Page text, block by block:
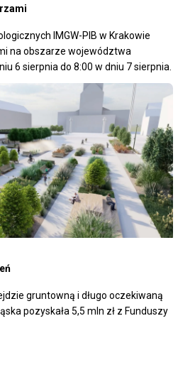
IMGW-PIB w Krakowie
na obszarze województwa
6 sierpnia do 8:00 w dniu 7 sierpnia.
gruntowną i długo oczekiwaną
pozyskała 5,5 mln zł z Funduszy